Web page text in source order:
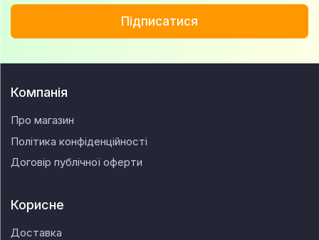
Підписатися
Компанія
Про магазин
Політика конфіденційності
Договір публічної оферти
Корисне
Доставка